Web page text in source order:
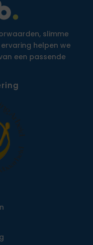
slimme
helpen we
een passende